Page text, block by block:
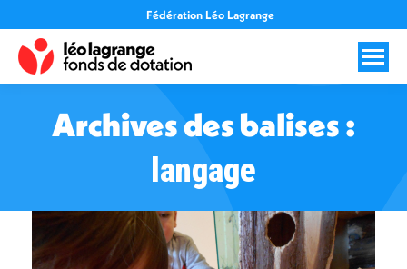
Fédération Léo Lagrange
Archives des balises :
langage
Vous êtes ici :